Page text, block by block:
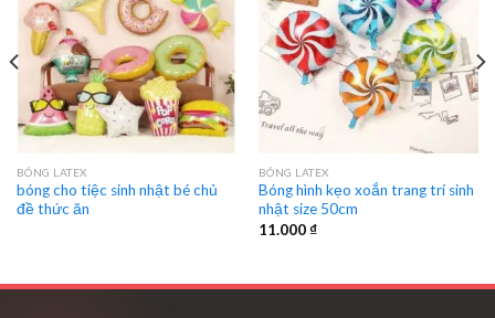
BÓNG LATEX
bóng cho tiệc sinh nhật bé chủ
đề thức ăn
BÓNG LATEX
Bóng hình kẹo xoắn trang trí sinh
nhật size 50cm
11.000₫